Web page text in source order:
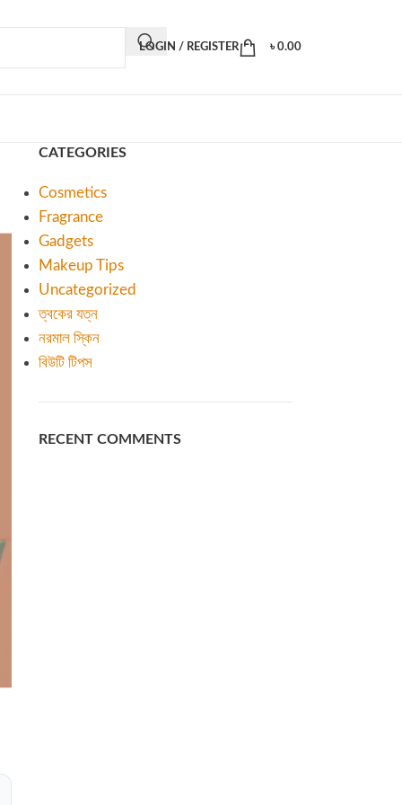
LOGIN / REGISTER ৳0.00
CATEGORIES
Cosmetics
Fragrance
Gadgets
Makeup Tips
Uncategorized
ত্বকের যত্ন
নরমাল স্কিন
বিউটি টিপস
RECENT COMMENTS